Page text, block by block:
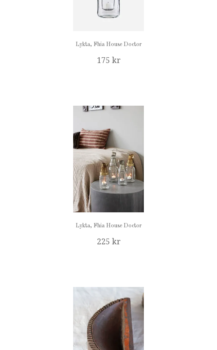
Lykta, Fhia House Doctor
175 kr
Lykta, Fhia House Doctor
225 kr